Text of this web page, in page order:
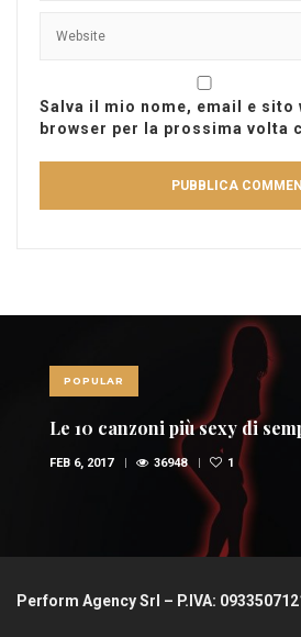
Salva il mio nome, email e sito
browser per la prossima volta
POPULAR
Le 10 canzoni più sexy di sempre
FEB 6, 2017 36948
Perform Agency Srl – P.IVA: